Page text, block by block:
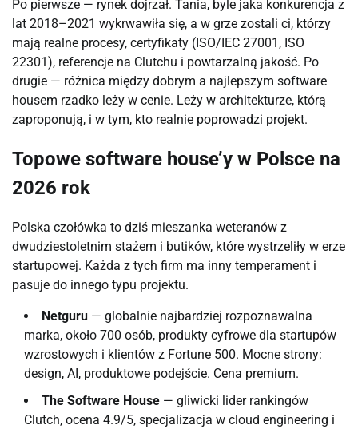
Po pierwsze — rynek dojrzał. Tania, byle jaka konkurencja z
lat 2018–2021 wykrwawiła się, a w grze zostali ci, którzy
mają realne procesy, certyfikaty (ISO/IEC 27001, ISO
22301), referencje na Clutchu i powtarzalną jakość. Po
drugie — różnica między dobrym a najlepszym software
housem rzadko leży w cenie. Leży w architekturze, którą
zaproponują, i w tym, kto realnie poprowadzi projekt.
Topowe software house’y w Polsce na
2026 rok
Polska czołówka to dziś mieszanka weteranów z
dwudziestoletnim stażem i butików, które wystrzeliły w erze
startupowej. Każda z tych firm ma inny temperament i
pasuje do innego typu projektu.
Netguru — globalnie najbardziej rozpoznawalna
marka, około 700 osób, produkty cyfrowe dla startupów
wzrostowych i klientów z Fortune 500. Mocne strony:
design, AI, produktowe podejście. Cena premium.
The Software House — gliwicki lider rankingów
Clutch, ocena 4.9/5, specjalizacja w cloud engineering i